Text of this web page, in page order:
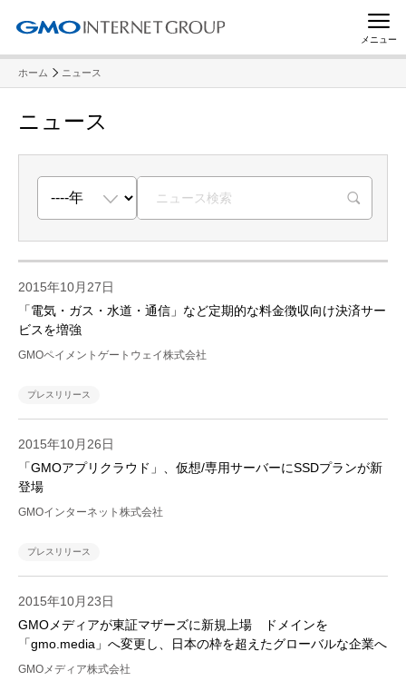
メニュー
ホーム ニュース
ニュース
2015年10月27日
「電気・ガス・水道・通信」など定期的な料金徴収向け決済サー
ビスを増強
GMOペイメントゲートウェイ株式会社
プレスリリース
2015年10月26日
「GMOアプリクラウド」、仮想/専用サーバーにSSDプランが新
登場
GMOインターネット株式会社
プレスリリース
2015年10月23日
GMOメディアが東証マザーズに新規上場 ドメインを
「gmo.media」へ変更し、日本の枠を超えたグローバルな企業へ
GMOメディア株式会社